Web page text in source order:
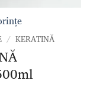
/ KERATINĂ